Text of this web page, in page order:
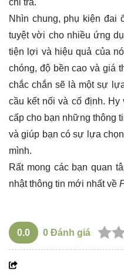
Nhìn chung, phụ kiện đai
tuyệt vời cho nhiều ứng
tiện lợi và hiệu quả của
chóng, độ bền cao và giá
chắc chắn sẽ là một sự
cầu kết nối và cố định. Hy
cấp cho bạn những thông
và giúp bạn có sự lựa
mình.
Rất mong các bạn quan
nhật thông tin mới nhất về
0.0 0 Đánh giá